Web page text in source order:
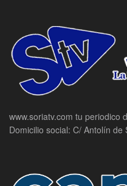
www.soriatv.com tu periodico
Domicilio social: C/ Antolín de